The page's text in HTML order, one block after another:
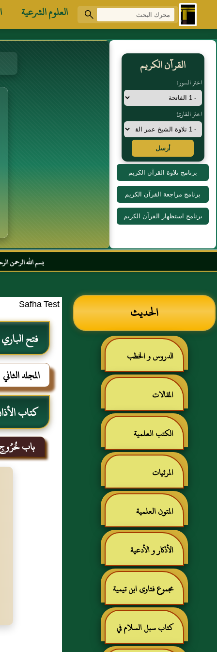
العلوم الشرعية
القرآن الكريم
اختر السورة
اختر القارئ
أرسل
برنامج تلاوة القرآن الكريم
برنامج مراجعة القرآن الكريم
برنامج استظهار القرآن الكريم
بسم الله الرحمن الرحيم السلام
الحديث
الدروس و الخطب
المقالات
الكتب العلمية
المرئيات
المتون العلمية
الأذكار و الأدعية
مجموع فتاوى ابن تيمية
كتاب سبل السلام في
Safha Test
فتح
المجلد الثاني
كتاب
باب خُرُوجِ